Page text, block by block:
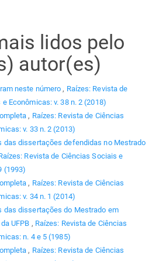
lidos pelo
autor(es)
neste número , Raízes: Revista de
Econômicas: v. 38 n. 2 (2018)
, Raízes: Revista de Ciências
v. 33 n. 2 (2013)
das dissertações defendidas no Mestrado
Revista de Ciências Sociais e
(1993)
, Raízes: Revista de Ciências
v. 34 n. 1 (2014)
das dissertações do Mestrado em
UFPB , Raízes: Revista de Ciências
n. 4 e 5 (1985)
, Raízes: Revista de Ciências